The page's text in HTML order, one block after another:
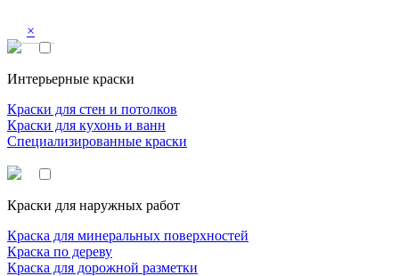
×
Интерьерные краски
Краски для стен и потолков
Краски для кухонь и ванн
Специализированные краски
Краски для наружных работ
Краска для минеральных поверхностей
Краска по дереву
Краска для дорожной разметки